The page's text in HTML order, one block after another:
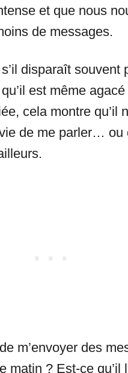
et que nous
de messages.
disparaît souvent
est même
cela montre qu’il
de me parler… ou
m’envoyer des
matin ? Est-ce qu’il